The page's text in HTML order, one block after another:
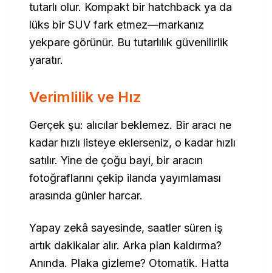
tutarlı olur. Kompakt bir hatchback ya da
lüks bir SUV fark etmez—markanız
yekpare görünür. Bu tutarlılık güvenilirlik
yaratır.
Verimlilik ve Hız
Gerçek şu: alıcılar beklemez. Bir aracı ne
kadar hızlı listeye eklerseniz, o kadar hızlı
satılır. Yine de çoğu bayi, bir aracın
fotoğraflarını çekip ilanda yayımlaması
arasında günler harcar.
Yapay zekâ sayesinde, saatler süren iş
artık dakikalar alır. Arka plan kaldırma?
Anında. Plaka gizleme? Otomatik. Hatta